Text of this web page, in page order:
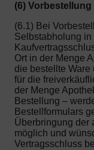
(6) Vorbestellung
(6.1) Bei
Selbstabholung in
Ort in der Menge
die bestellte
für die
der Menge
Bestellung –
Bestellformulars
Überbringung der
möglich und
Vertragsschluss